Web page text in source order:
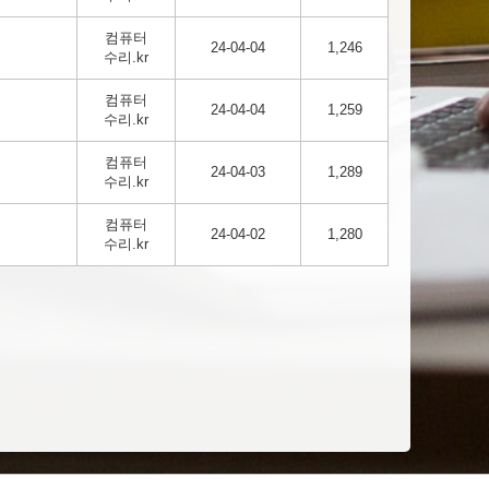
컴퓨터
수리.kr
24-04-04 1,246
컴퓨터
수리.kr
24-04-04 1,259
컴퓨터
수리.kr
24-04-03 1,289
컴퓨터
수리.kr
24-04-02 1,280